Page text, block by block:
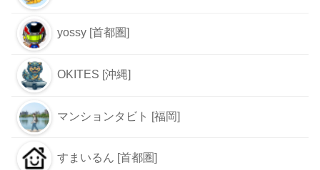
yossy [首都圏]
OKITES [沖縄]
マンションタビト [福岡]
すまいるん [首都圏]